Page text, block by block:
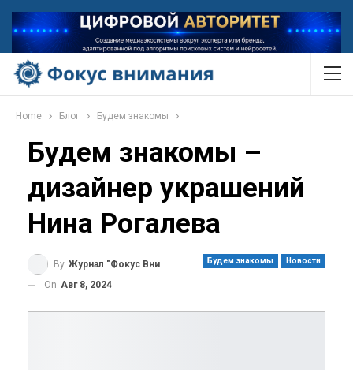
Home Блог Будем знакомы
Будем знакомы –
дизайнер украшений
Нина Рогалева
Будем знакомы Новости
By Журнал "Фокус Внимания"
On Авг 8, 2024